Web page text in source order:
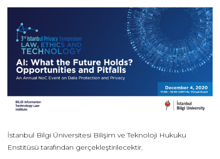
İstanbul Bilgi Üniversitesi Bilişim ve Teknoloji Hukuku
Enstitüsü tarafından gerçekleştirilecektir.